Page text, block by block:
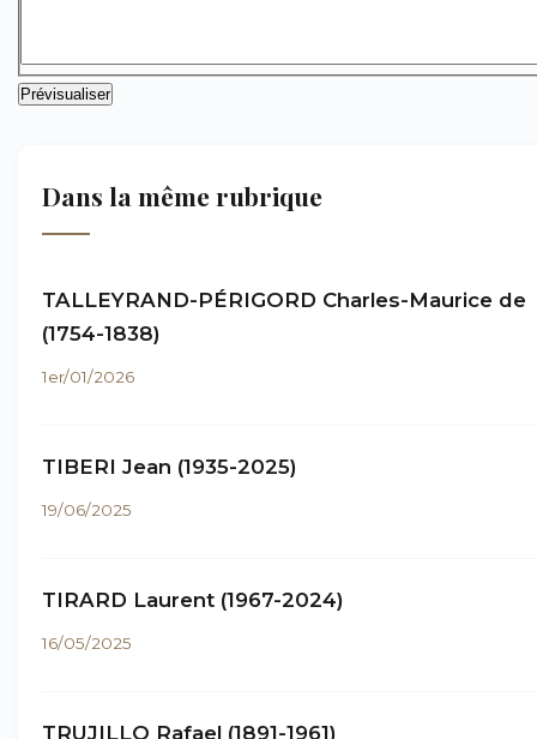
Dans la même rubrique
TALLEYRAND-PÉRIGORD Charles-Maurice de
(1754-1838)
1er/01/2026
TIBERI Jean (1935-2025)
19/06/2025
TIRARD Laurent (1967-2024)
16/05/2025
TRUJILLO Rafael (1891-1961)